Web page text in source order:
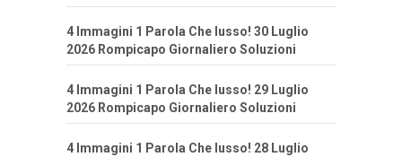
4 Immagini 1 Parola Che lusso! 30 Luglio
2026 Rompicapo Giornaliero Soluzioni
4 Immagini 1 Parola Che lusso! 29 Luglio
2026 Rompicapo Giornaliero Soluzioni
4 Immagini 1 Parola Che lusso! 28 Luglio